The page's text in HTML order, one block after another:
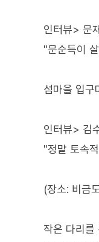
인터뷰> 문
"문순득이
섬마을 입구
인터뷰> 김
"정말 토속
(장소: 비금
작은 다리를